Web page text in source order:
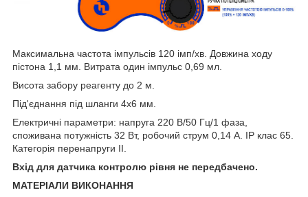
Максимальна частота імпульсів 120 імп/хв. Довжина ходу
пістона 1,1 мм. Витрата один імпульс 0,69 мл.
Висота забору реагенту до 2 м.
Під'єднання під шланги 4х6 мм.
Електричні параметри: напруга 220 В/50 Гц/1 фаза,
споживана потужність 32 Вт, робочий струм 0,14 А. IP клас 65.
Категорія перенапруги II.
Вхід для датчика контролю рівня не передбачено.
МАТЕРІАЛИ ВИКОНАННЯ